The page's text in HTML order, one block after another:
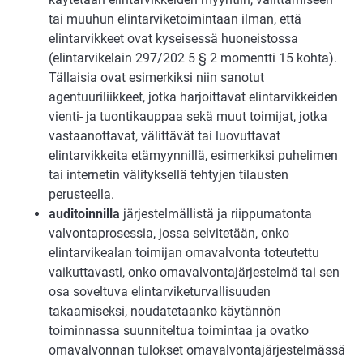
tai muuhun elintarviketoimintaan ilman, että
elintarvikkeet ovat kyseisessä huoneistossa
(elintarvikelain 297/202 5 § 2 momentti 15 kohta).
Tällaisia ovat esimerkiksi niin sanotut
agentuuriliikkeet, jotka harjoittavat elintarvikkeiden
vienti- ja tuontikauppaa sekä muut toimijat, jotka
vastaanottavat, välittävät tai luovuttavat
elintarvikkeita etämyynnillä, esimerkiksi puhelimen
tai internetin välityksellä tehtyjen tilausten
perusteella.
auditoinnilla järjestelmällistä ja riippumatonta
valvontaprosessia, jossa selvitetään, onko
elintarvikealan toimijan omavalvonta toteutettu
vaikuttavasti, onko omavalvontajärjestelmä tai sen
osa soveltuva elintarviketurvallisuuden
takaamiseksi, noudatetaanko käytännön
toiminnassa suunniteltua toimintaa ja ovatko
omavalvonnan tulokset omavalvontajärjestelmässä